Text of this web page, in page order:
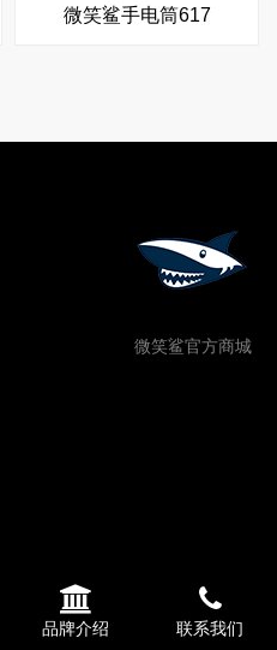
微笑鲨手电筒617
微笑鲨官方商城
决方案您觉得不满意，您还可以
品牌介绍 联系我们